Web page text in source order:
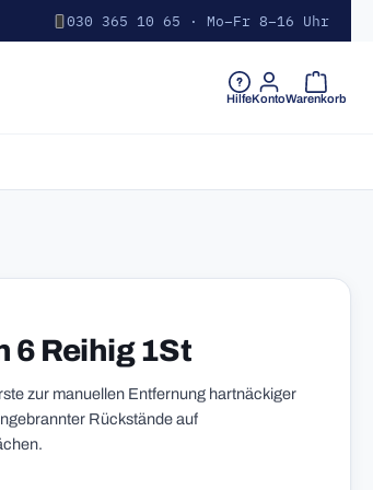
030 365 10 65 · Mo–Fr 8–16 Uhr
HilfeKontoWarenkorb
6 Reihig 1St
zur manuellen Entfernung hartnäckiger
Rückstände auf